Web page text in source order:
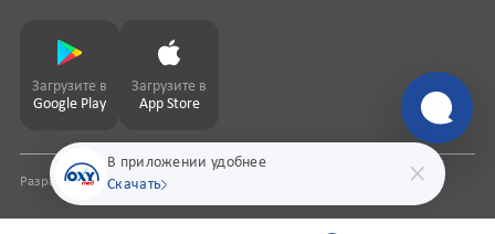
В приложении удобнее
Скачать
Загрузите в
Google Play
Загрузите в
App Store
Разработка сайтаpharmit.uz